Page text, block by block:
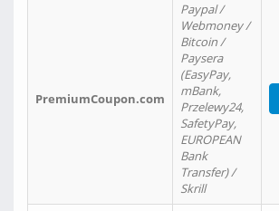
PremiumCoupon.com
Paypal /
Webmoney /
Bitcoin /
Paysera
(EasyPay,
mBank,
Przelewy24,
SafetyPay,
EUROPEAN
Bank
Transfer) /
Skrill